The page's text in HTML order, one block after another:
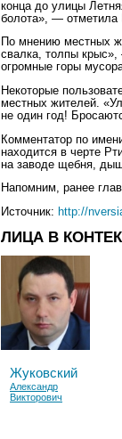
конца до улицы
болота», — отметила
По мнению местных
свалка, толпы
огромные горы
Некоторые
местных жителей.
не один год!
Комментатор по
находится в черте
на заводе щебня,
Напомним, ранее
Источник: http://
ЛИЦА В
Жуковский
Александр
Викторович